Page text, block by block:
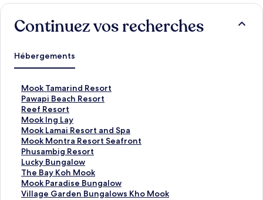
Continuez vos recherches
Hébergements
Mook Tamarind Resort
L
i
e
n
o
u
v
r
a
n
t
Pawapi Beach Resort
L
i
e
n
o
u
v
r
a
n
Reef Resort
L
i
e
n
o
u
v
r
a
Mook Ing Lay
L
i
e
n
o
u
v
r
Mook Lamai Resort and Spa
L
i
e
n
o
u
v
Mook Montra Resort Seafront
L
i
e
n
o
u
Phusambig Resort
L
i
e
n
o
Lucky Bungalow
L
i
e
n
The Bay Koh Mook
L
i
e
Mook Paradise Bungalow
L
iVillage Garden Bungalows Kho Mook
L